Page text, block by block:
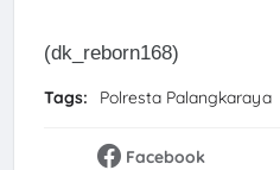
(dk_reborn168)
Tags: Polresta Palangkaraya
Facebook